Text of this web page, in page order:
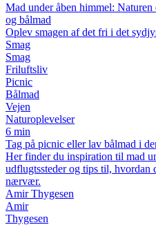
Mad under åben himmel:
og bålmad
Oplev smagen af det fri i det
Smag
Smag
Friluftsliv
Picnic
Bålmad
Vejen
Naturoplevelser
6 min
Tag på picnic eller lav bålmad i
Her finder du inspiration til mad
udflugtssteder og tips til, hvordan
nærvær.
Amir Thygesen
Amir
Thygesen